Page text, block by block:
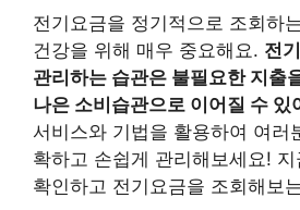
전기요금을 정기적으로 조회하
건강을 위해 매우 중요해요. 전
관리하는 습관은 불필요한 지출
나은 소비습관으로 이어질 수 있
서비스와 기법을 활용하여 여러
확하고 손쉽게 관리해보세요!
확인하고 전기요금을 조회해보